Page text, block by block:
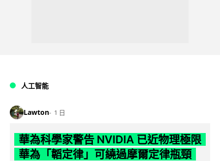
人工智能
Lawton 1 日
華為科學家警告 NVIDIA 已近物理極限
華為「韜定律」可繞過摩爾定律瓶頸